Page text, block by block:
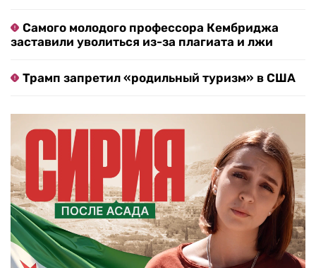
Самого молодого профессора Кембриджа
заставили уволиться из-за плагиата и лжи
Трамп запретил «родильный туризм» в США